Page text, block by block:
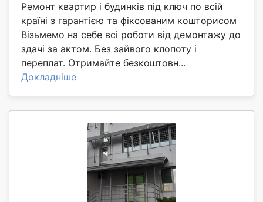
Ремонт квартир і будинків під ключ по всій
країні з гарантією та фіксованим кошторисом
Візьмемо на себе всі роботи від демонтажу до
здачі за актом. Без зайвого клопоту і
переплат. Отримайте безкоштовн...
Докладніше